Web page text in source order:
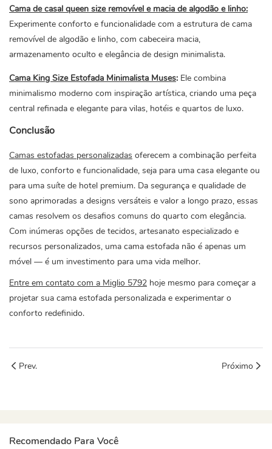
Cama de casal queen size removível e macia de algodão e linho:
Experimente conforto e funcionalidade com a estrutura de cama
removível de algodão e linho, com cabeceira macia,
armazenamento oculto e elegância de design minimalista.
Cama King Size Estofada Minimalista Muses: Ele combina
minimalismo moderno com inspiração artística, criando uma peça
central refinada e elegante para vilas, hotéis e quartos de luxo.
Conclusão
Camas estofadas personalizadas oferecem a combinação perfeita
de luxo, conforto e funcionalidade, seja para uma casa elegante ou
para uma suíte de hotel premium. Da segurança e qualidade de
sono aprimoradas a designs versáteis e valor a longo prazo, essas
camas resolvem os desafios comuns do quarto com elegância.
Com inúmeras opções de tecidos, artesanato especializado e
recursos personalizados, uma cama estofada não é apenas um
móvel — é um investimento para uma vida melhor.
Entre em contato com a Miglio 5792 hoje mesmo para começar a
projetar sua cama estofada personalizada e experimentar o
conforto redefinido.
Prev. Próximo
Recomendado Para Você